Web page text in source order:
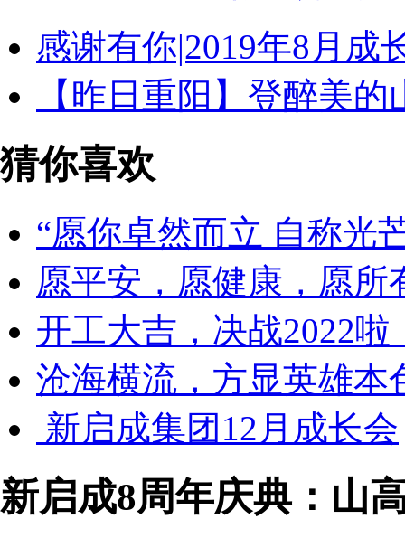
感谢有你|2019年8月成
【昨日重阳】登醉美
猜你喜欢
“愿你卓然而立 自称光
愿平安，愿健康，愿所
开工大吉，决战2022啦
沧海横流，方显英雄本
​ 新启成集团12月成长会
新启成8周年庆典：山